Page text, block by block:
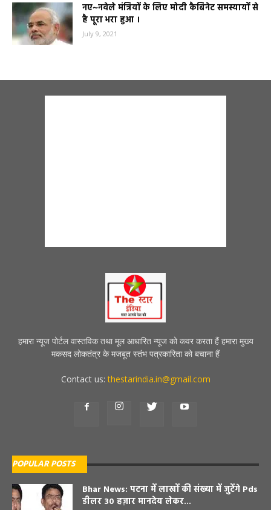
नए~नवेले मंत्रियों के लिए मोदी कैबिनेट समस्यायों से
है पूरा भरा हुआ ।
July 9, 2021
हमारा न्यूज पोर्टल वास्तविक तथा मूल आधारित न्यूज को कवर करता हैं हमारा मुख्य
मकसद लोकतंत्र के मजबूत स्तंभ पत्रकारिता को बचाना हैं
Contact us:thestarindia.in@gmail.com
POPULAR POSTS
Bhar News: पटना में लाखों की संख्या में जुटेंगे Pds
डीलर 30 हज़ार मानदेय लेकर...